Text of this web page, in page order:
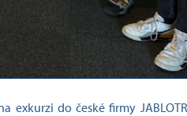
do české firmy